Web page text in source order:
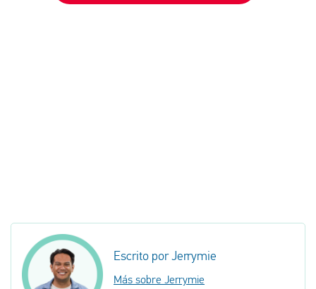
Escrito por Jerrymie
Más sobre Jerrymie